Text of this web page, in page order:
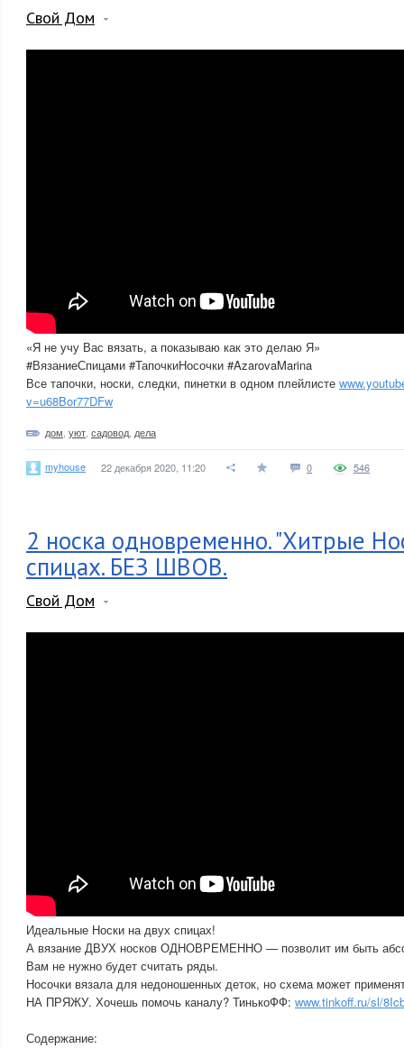
Свой Дом
«Я не учу Вас вязать, а показываю как это делаю Я»
#ВязаниеСпицами #ТапочкиНосочки #AzarovaMarina
Все тапочки, носки, следки, пинетки в одном плейлисте
v=u68Bor77DFw
дом уют садовод дела
myhouse 22 декабря 2020, 11:20 0 546
2 носка одновременно. "Хитрые
спицах. БЕЗ ШВОВ.
Свой Дом
Идеальные Носки на двух спицах!
А вязание ДВУХ носков ОДНОВРЕМЕННО — позволит им быть
Вам не нужно будет считать ряды.
Носочки вязала для недоношенных деток, но схема может
НА ПРЯЖУ. Хочешь помочь каналу? ТинькоФФ: www.tinkoff.ru/sl/
Содержание: